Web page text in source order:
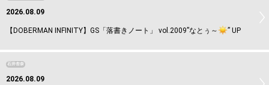
2026.08.09
【DOBERMAN INFINITY】GS「落書きノート」 vol.2009”なとぅ～ ️” UP
石井杏奈
2026.08.09